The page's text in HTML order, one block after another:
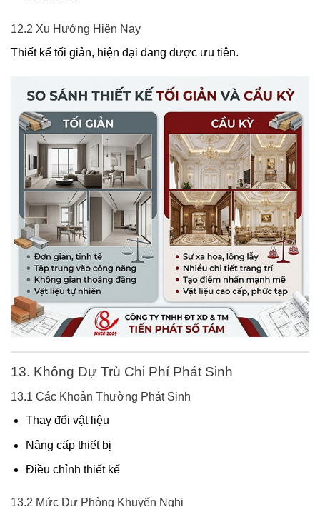
12.2 Xu Hướng Hiện Nay
Thiết kế tối giản, hiện đại đang được ưu tiên.
13. Không Dự Trù Chi Phí Phát Sinh
13.1 Các Khoản Thường Phát Sinh
Thay đổi vật liệu
Nâng cấp thiết bị
Điều chỉnh thiết kế
13.2 Mức Dự Phòng Khuyến Nghị